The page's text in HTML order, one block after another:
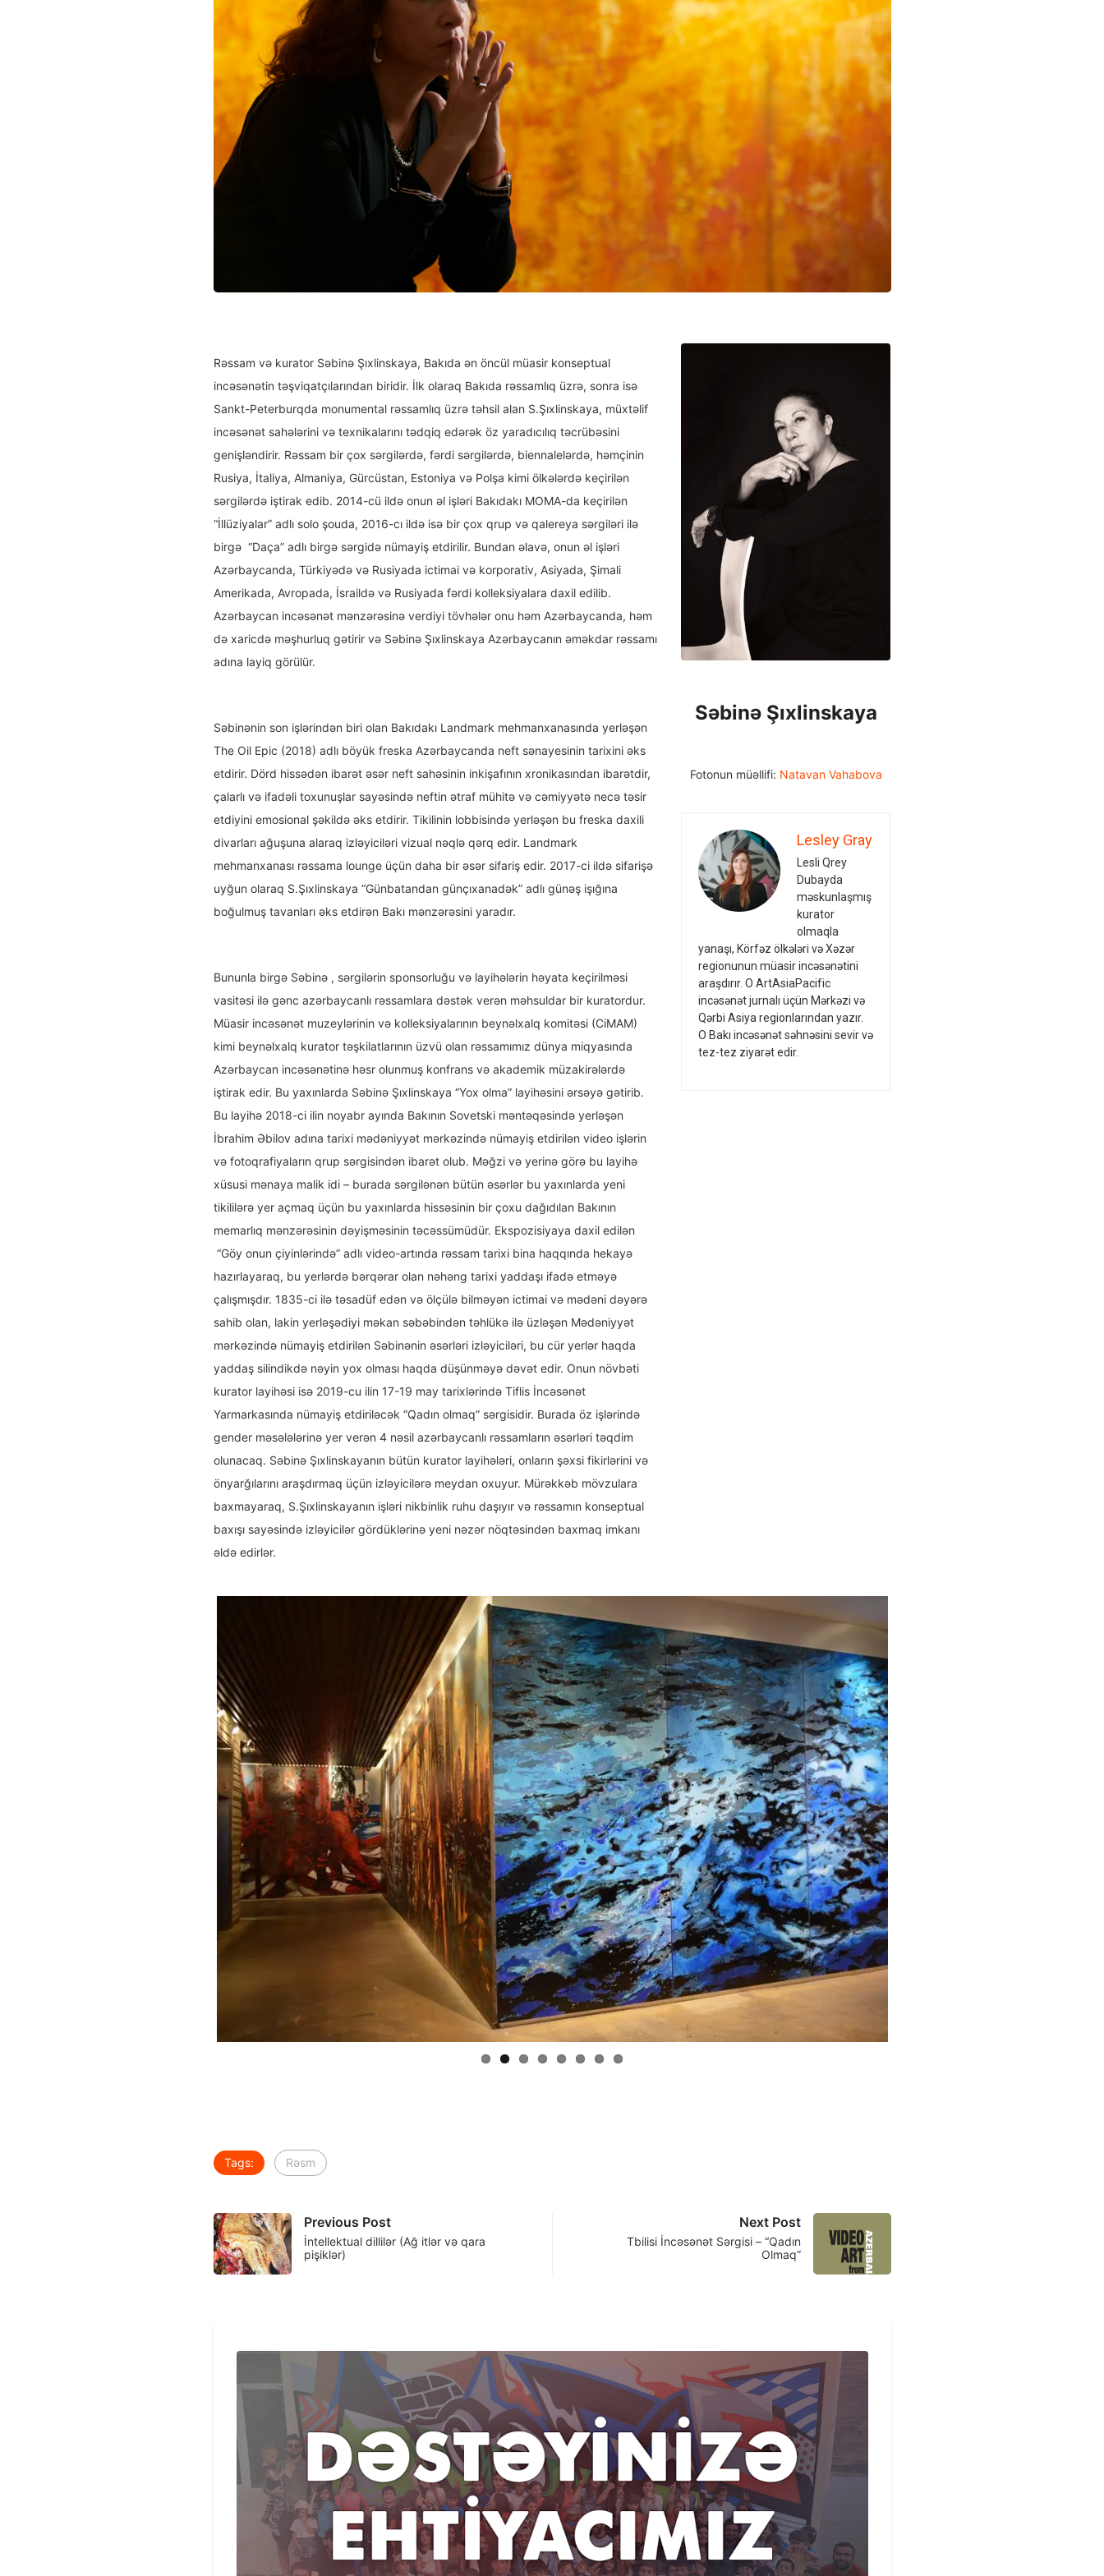
Rəssam və kurator Səbinə Şıxlinskaya, Bakıda ən öncül müasir konseptual
incəsənətin təşviqatçılarından biridir. İlk olaraq Bakıda rəssamlıq üzrə, sonra isə
Sankt-Peterburqda monumental rəssamlıq üzrə təhsil alan S.Şıxlinskaya, müxtəlif
incəsənət sahələrini və texnikalarını tədqiq edərək öz yaradıcılıq təcrübəsini
genişləndirir. Rəssam bir çox sərgilərdə, fərdi sərgilərdə, biennalelərdə, həmçinin
Rusiya, İtaliya, Almaniya, Gürcüstan, Estoniya və Polşa kimi ölkələrdə keçirilən
sərgilərdə iştirak edib. 2014-cü ildə onun əl işləri Bakıdakı MOMA-da keçirilən
“İllüziyalar” adlı solo şouda, 2016-cı ildə isə bir çox qrup və qalereya sərgiləri ilə
birgə “Daça” adlı birgə sərgidə nümayiş etdirilir. Bundan əlavə, onun əl işləri
Azərbaycanda, Türkiyədə və Rusiyada ictimai və korporativ, Asiyada, Şimali
Amerikada, Avropada, İsraildə və Rusiyada fərdi kolleksiyalara daxil edilib.
Azərbaycan incəsənət mənzərəsinə verdiyi tövhələr onu həm Azərbaycanda, həm
də xaricdə məşhurluq gətirir və Səbinə Şıxlinskaya Azərbaycanın əməkdar rəssamı
adına layiq görülür.
Səbinənin son işlərindən biri olan Bakıdakı Landmark mehmanxanasında yerləşən
The Oil Epic (2018) adlı böyük freska Azərbaycanda neft sənayesinin tarixini əks
etdirir. Dörd hissədən ibarət əsər neft sahəsinin inkişafının xronikasından ibarətdir,
çalarlı və ifadəli toxunuşlar sayəsində neftin ətraf mühitə və cəmiyyətə necə təsir
etdiyini emosional şəkildə əks etdirir. Tikilinin lobbisində yerləşən bu freska daxili
divarları ağuşuna alaraq izləyiciləri vizual nəqlə qərq edir. Landmark
mehmanxanası rəssama lounge üçün daha bir əsər sifariş edir. 2017-ci ildə sifarişə
uyğun olaraq S.Şıxlinskaya “Günbatandan günçıxanadək” adlı günəş işığına
boğulmuş tavanları əks etdirən Bakı mənzərəsini yaradır.
Bununla birgə Səbinə , sərgilərin sponsorluğu və layihələrin həyata keçirilməsi
vasitəsi ilə gənc azərbaycanlı rəssamlara dəstək verən məhsuldar bir kuratordur.
Müasir incəsənət muzeylərinin və kolleksiyalarının beynəlxalq komitəsi (CiMAM)
kimi beynəlxalq kurator təşkilatlarının üzvü olan rəssamımız dünya miqyasında
Azərbaycan incəsənətinə həsr olunmuş konfrans və akademik müzakirələrdə
iştirak edir. Bu yaxınlarda Səbinə Şıxlinskaya “Yox olma” layihəsini ərsəyə gətirib.
Bu layihə 2018-ci ilin noyabr ayında Bakının Sovetski məntəqəsində yerləşən
İbrahim Əbilov adına tarixi mədəniyyət mərkəzində nümayiş etdirilən video işlərin
və fotoqrafiyaların qrup sərgisindən ibarət olub. Məğzi və yerinə görə bu layihə
xüsusi mənaya malik idi – burada sərgilənən bütün əsərlər bu yaxınlarda yeni
tikililərə yer açmaq üçün bu yaxınlarda hissəsinin bir çoxu dağıdılan Bakının
memarlıq mənzərəsinin dəyişməsinin təcəssümüdür. Ekspozisiyaya daxil edilən
“Göy onun çiyinlərində” adlı video-artında rəssam tarixi bina haqqında hekayə
hazırlayaraq, bu yerlərdə bərqərar olan nəhəng tarixi yaddaşı ifadə etməyə
çalışmışdır. 1835-ci ilə təsadüf edən və ölçülə bilməyən ictimai və mədəni dəyərə
sahib olan, lakin yerləşədiyi məkan səbəbindən təhlükə ilə üzləşən Mədəniyyət
mərkəzində nümayiş etdirilən Səbinənin əsərləri izləyiciləri, bu cür yerlər haqda
yaddaş silindikdə nəyin yox olması haqda düşünməyə dəvət edir. Onun növbəti
kurator layihəsi isə 2019-cu ilin 17-19 may tarixlərində Tiflis İncəsənət
Yarmarkasında nümayiş etdiriləcək “Qadın olmaq” sərgisidir. Burada öz işlərində
gender məsələlərinə yer verən 4 nəsil azərbaycanlı rəssamların əsərləri təqdim
olunacaq. Səbinə Şıxlinskayanın bütün kurator layihələri, onların şəxsi fikirlərini və
önyarğılarını araşdırmaq üçün izləyicilərə meydan oxuyur. Mürəkkəb mövzulara
baxmayaraq, S.Şıxlinskayanın işləri nikbinlik ruhu daşıyır və rəssamın konseptual
baxışı sayəsində izləyicilər gördüklərinə yeni nəzər nöqtəsindən baxmaq imkanı
əldə edirlər.
Səbinə Şıxlinskaya
Fotonun müəllifi: Natavan Vahabova
Lesley Gray
Lesli Qrey
Dubayda
məskunlaşmış
kurator
olmaqla
yanaşı, Körfəz ölkələri və Xəzər
regionunun müasir incəsənətini
araşdırır. O ArtAsiaPacific
incəsənət jurnalı üçün Mərkəzi və
Qərbi Asiya regionlarından yazır.
O Bakı incəsənət səhnəsini sevir və
tez-tez ziyarət edir.
Tags: Rəsm
Previous Post
İntellektual dillilər (Ağ itlər və qara
pişiklər)
Next Post
Tbilisi İncəsənət Sərgisi – “Qadın
Olmaq”